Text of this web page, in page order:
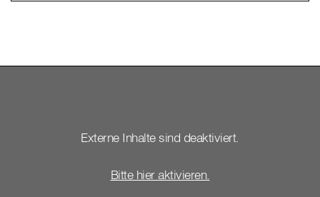
Externe Inhalte sind deaktiviert.
Bitte hier aktivieren.